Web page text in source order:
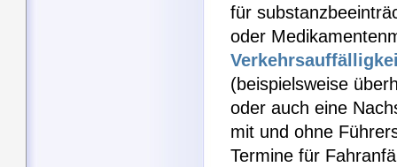
für
oder
(beispielsweise
oder auch eine
mit und ohne
Termine für